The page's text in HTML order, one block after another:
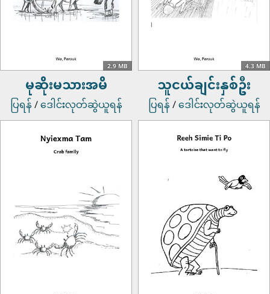
2.9 MB
မုဆိုးမသားအမိ
ပြရန် /ဒေါင်းလုတ်ဆွဲယူရန်
4.3 MB
သူငယ်ချင်းနှစ်ဦး
ပြရန် /ဒေါင်းလုတ်ဆွဲယူရန်